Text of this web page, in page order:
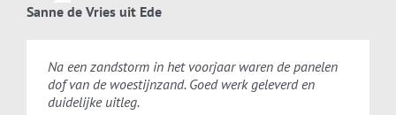
Veelgestelde vragen over
zonnepaneel reiniging
Sanne de Vries uit Ede
Na een zandstorm in het voorjaar waren de panelen
dof van de woestijnzand. Goed werk geleverd en
duidelijke uitleg.